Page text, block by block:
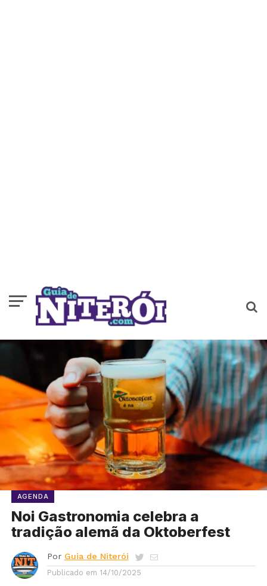
AGENDA
Noi Gastronomia celebra a
tradição alemã da Oktoberfest
Por Guia de Niterói
Publicado em 14/10/2025